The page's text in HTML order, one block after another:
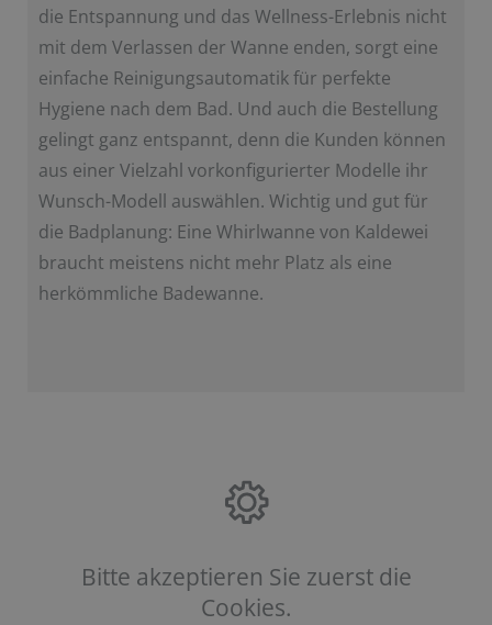
die Entspannung und das Wellness-Erlebnis nicht
mit dem Verlassen der Wanne enden, sorgt eine
einfache Reinigungsautomatik für perfekte
Hygiene nach dem Bad. Und auch die Bestellung
gelingt ganz entspannt, denn die Kunden können
aus einer Vielzahl vorkonfigurierter Modelle ihr
Wunsch-Modell auswählen. Wichtig und gut für
die Badplanung: Eine Whirlwanne von Kaldewei
braucht meistens nicht mehr Platz als eine
herkömmliche Badewanne.
Bitte akzeptieren Sie zuerst die
Cookies.